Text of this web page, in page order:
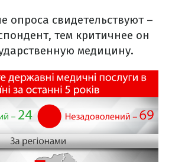
опроса свидетельствуют –
тем критичнее он
медицину.